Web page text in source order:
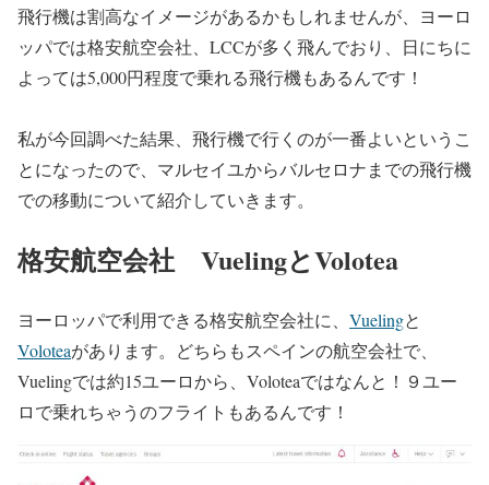
飛行機は割高なイメージがあるかもしれませんが、ヨーロ
ッパでは格安航空会社、LCCが多く飛んでおり、日にちに
よっては5,000円程度で乗れる飛行機もあるんです！
私が今回調べた結果、飛行機で行くのが一番よいというこ
とになったので、マルセイユからバルセロナまでの飛行機
での移動について紹介していきます。
格安航空会社 VuelingとVolotea
ヨーロッパで利用できる格安航空会社に、 Vuelingと
Voloteaがあります。どちらもスペインの航空会社で、
Vuelingでは約15ユーロから、Voloteaではなんと！９ユー
ロで乗れちゃうのフライトもあるんです！